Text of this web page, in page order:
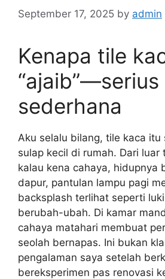
September 17, 2025 by admin
Kenapa tile
sederhana
Aku selalu bilang, tile kaca itu
sulap kecil di rumah. Dari luar
kalau kena cahaya, hidupnya
dapur, pantulan lampu pagi
backsplash terlihat seperti
berubah-ubah. Di kamar
cahaya matahari membuat
seolah bernapas. Ini bukan
pengalaman saya setelah
bereksperimen pas renovasi